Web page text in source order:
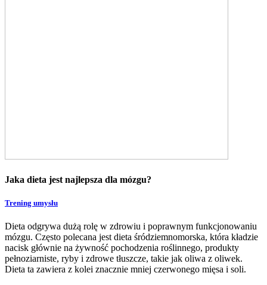
Jaka dieta jest najlepsza dla mózgu?
Trening umysłu
Dieta odgrywa dużą rolę w zdrowiu i poprawnym funkcjonowaniu
mózgu. Często polecana jest dieta śródziemnomorska, która kładzie
nacisk głównie na żywność pochodzenia roślinnego, produkty
pełnoziarniste, ryby i zdrowe tłuszcze, takie jak oliwa z oliwek.
Dieta ta zawiera z kolei znacznie mniej czerwonego mięsa i soli.